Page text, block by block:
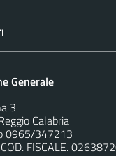
Generale
3
Calabria
0965/347213
FISCALE.